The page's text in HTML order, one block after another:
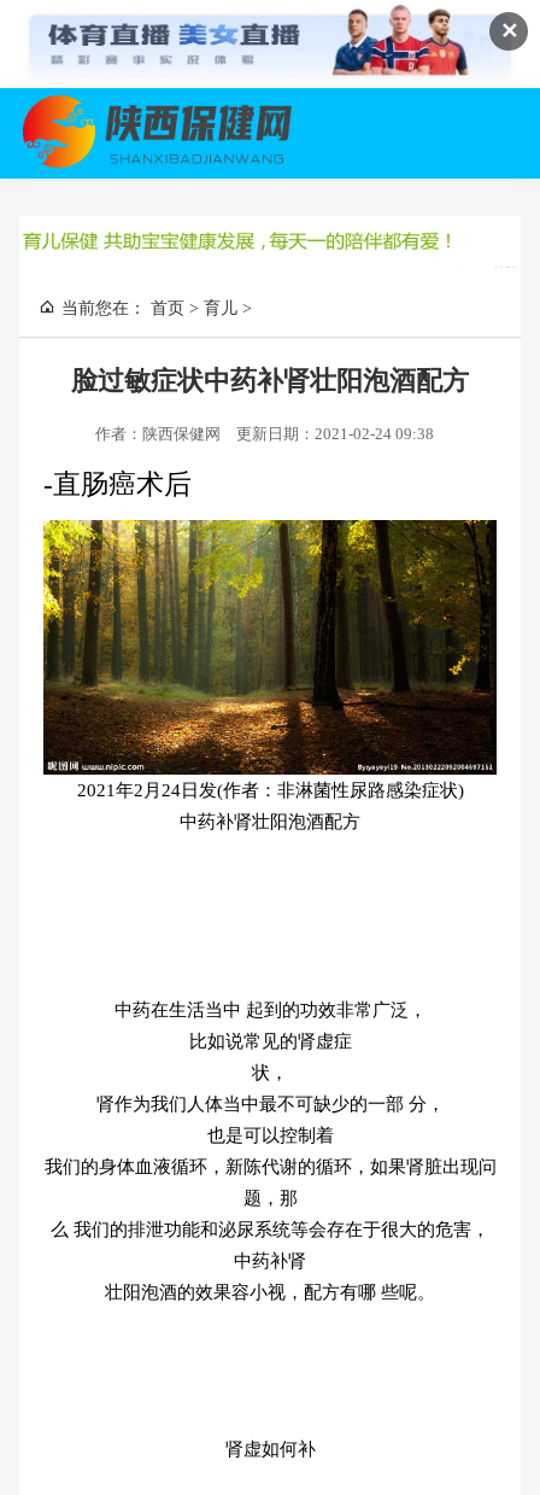
✕
当前您在： 首页 > 育儿 >
脸过敏症状中药补肾壮阳泡酒配方
作者：陕西保健网 更新日期：2021-02-24 09:38
-直肠癌术后
2021年2月24日发(作者：非淋菌性尿路感染症状)
中药补肾壮阳泡酒配方
中药在生活当中 起到的功效非常广泛，
比如说常见的肾虚症
状，
肾作为我们人体当中最不可缺少的一部 分，
也是可以控制着
我们的身体血液循环，新陈代谢的循环，如果肾脏出现问
题，那
么 我们的排泄功能和泌尿系统等会存在于很大的危害，
中药补肾
壮阳泡酒的效果容小视，配方有哪 些呢。
肾虚如何补